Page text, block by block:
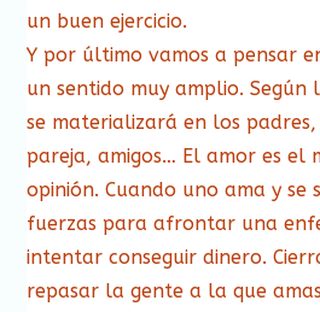
un buen ejercicio.
Y por último vamos a pensar
un sentido muy amplio. Según
se materializará en los
pareja, amigos… El amor es el
opinión. Cuando uno ama y se
fuerzas para afrontar una
intentar conseguir dinero.
repasar la gente a la que